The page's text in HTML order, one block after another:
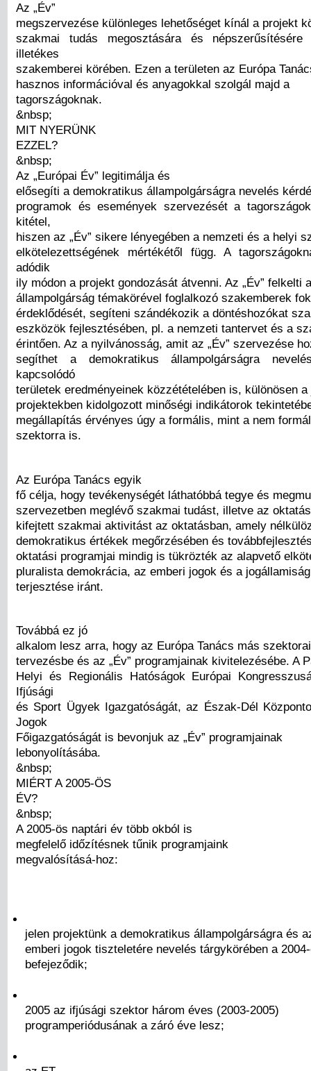
Az „Év”
megszervezése különleges lehetőséget kínál a projekt
szakmai tudás megosztására és népszerűsítésére
illetékes
szakemberei körében. Ezen a területen az Európa
hasznos információval és anyagokkal szolgál majd a
tagországoknak.
&nbsp;
MIT NYERÜNK
EZZEL?
&nbsp;
Az „Európai Év” legitimálja és
elősegíti a demokratikus állampolgárságra nevelés
programok és események szervezését a
kitétel,
hiszen az „Év” sikere lényegében a nemzeti és a helyi
elkötelezettségének mértékétől függ. A
adódik
ily módon a projekt gondozását átvenni. Az „Év” felkelti
állampolgárság témakörével foglalkozó szakemberek
érdeklődését, segíteni szándékozik a döntéshozókat
eszközök fejlesztésében, pl. a nemzeti tantervet és a
érintően. Az a nyilvánosság, amit az „Év” szervezése
segíthet a demokratikus állampolgárságra
kapcsolódó
területek eredményeinek közzétételében is, különösen a
projektekben kidolgozott minőségi indikátorok
megállapítás érvényes úgy a formális, mint a nem
szektorra is.
Az Európa Tanács egyik
fő célja, hogy tevékenységét láthatóbbá tegye és
szervezetben meglévő szakmai tudást, illetve az
kifejtett szakmai aktivitást az oktatásban, amely
demokratikus értékek megőrzésében és
oktatási programjai mindig is tükrözték az alapvető
pluralista demokrácia, az emberi jogok és a
terjesztése iránt.
Továbbá ez jó
alkalom lesz arra, hogy az Európa Tanács más
tervezésbe és az „Év” programjainak kivitelezésébe. A
Helyi és Regionális Hatóságok Európai
Ifjúsági
és Sport Ügyek Igazgatóságát, az Észak-Dél
Jogok
Főigazgatóságát is bevonjuk az „Év” programjainak
lebonyolításába.
&nbsp;
MIÉRT A 2005-ÖS
ÉV?
&nbsp;
A 2005-ös naptári év több okból is
megfelelő időzítésnek tűnik programjaink
megvalósításá-hoz:
jelen projektünk a demokratikus állampolgárságra és
emberi jogok tiszteletére nevelés tárgykörében a
befejeződik;
2005 az ifjúsági szektor három éves (2003-2005)
programperiódusának a záró éve lesz;